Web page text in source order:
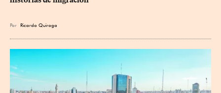
Por Ricardo Quiroga